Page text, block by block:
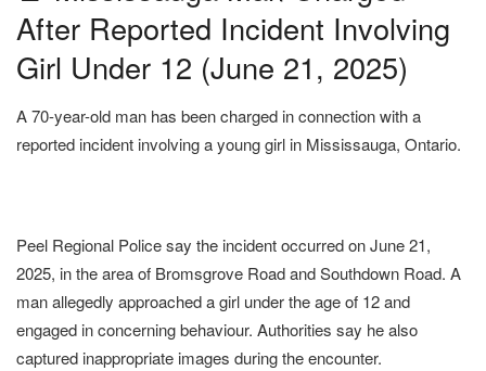
After Reported Incident Involving
Girl Under 12 (June 21, 2025)
A 70-year-old man has been charged in connection with a
reported incident involving a young girl in Mississauga, Ontario.
Peel Regional Police say the incident occurred on June 21,
2025, in the area of Bromsgrove Road and Southdown Road. A
man allegedly approached a girl under the age of 12 and
engaged in concerning behaviour. Authorities say he also
captured inappropriate images during the encounter.